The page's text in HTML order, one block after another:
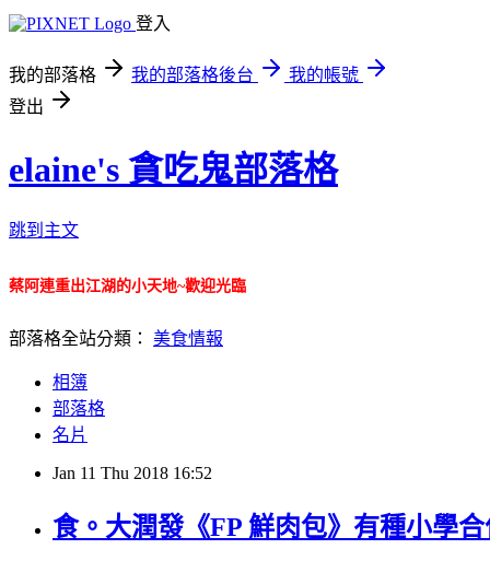
登入
我的部落格 我的部落格後台
我的帳號
登出
elaine's 貪吃鬼部落格
跳到主文
蔡阿連重出江湖的小天地~歡迎光臨
部落格全站分類： 美食情報
相簿
部落格
名片
Jan 11 Thu 2018 16:52
食。大潤發《FP 鮮肉包》有種小學